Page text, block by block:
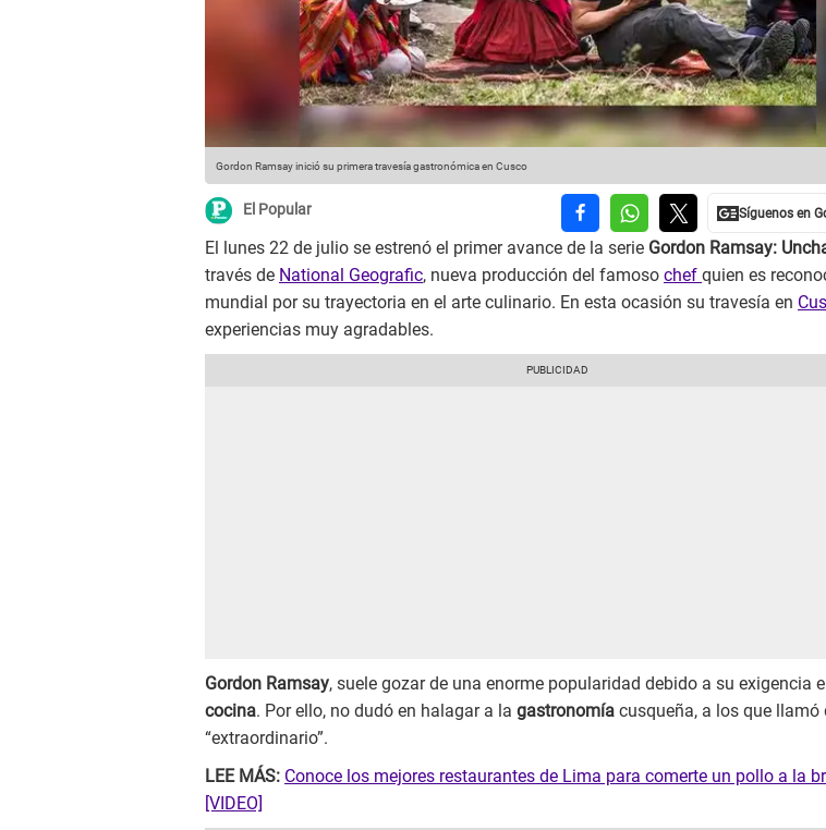
Gordon Ramsay inició su primera travesía gastronómica en Cusco
El Popular
El lunes 22 de julio se estrenó el primer avance de la serie Gordon Ramsay:
través de National Geografic, nueva producción del famoso chef quien es
mundial por su trayectoria en el arte culinario. En esta ocasión su travesía en
experiencias muy agradables.
Gordon Ramsay, suele gozar de una enorme popularidad debido a su exigencia
cocina. Por ello, no dudó en halagar a la gastronomía cusqueña, a los que llamó
“extraordinario”.
LEE MÁS: Conoce los mejores restaurantes de Lima para comerte un pollo a la
[VIDEO]